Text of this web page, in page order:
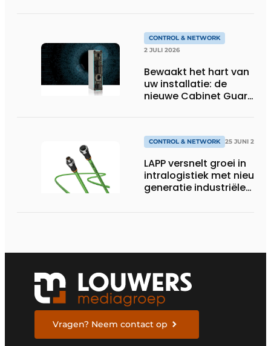
sneller volgens de
jaarlijkse analyse van
HMS Networks
CONTROL & NETWORK
2 JULI 2026
Bewaakt het hart van
uw installatie: de
nieuwe Cabinet Guard
CONTROL & NETWORK 25 JUNI 2026
LAPP versnelt groei in
intralogistiek met nieuwe
generatie industriële
Vragen? Neem contact op